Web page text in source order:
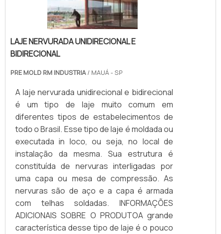
LAJE NERVURADA UNIDIRECIONAL E
BIDIRECIONAL
PRE MOLD RM INDUSTRIA/ MAUÁ - SP
A laje nervurada unidirecional e bidirecional
é um tipo de laje muito comum em
diferentes tipos de estabelecimentos de
todo o Brasil. Esse tipo de laje é moldada ou
executada in loco, ou seja, no local de
instalação da mesma. Sua estrutura é
constituída de nervuras interligadas por
uma capa ou mesa de compressão. As
nervuras são de aço e a capa é armada
com telhas soldadas. INFORMAÇÕES
ADICIONAIS SOBRE O PRODUTOA grande
característica desse tipo de laje é o pouco